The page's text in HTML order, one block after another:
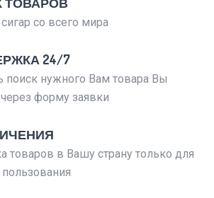
со всего мира
24/7
поиск нужного Вам товара Вы
форму заявки
товаров в Вашу страну только для
пользования